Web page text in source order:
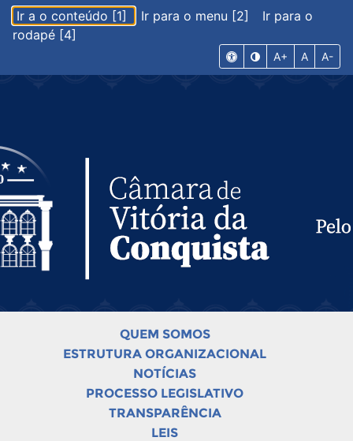
Ir a o conteúdo [1] Ir para o menu [2]
Ir para o
rodapé [4]
A+ A A-
QUEM SOMOS
ESTRUTURA ORGANIZACIONAL
NOTÍCIAS
PROCESSO LEGISLATIVO
TRANSPARÊNCIA
LEIS